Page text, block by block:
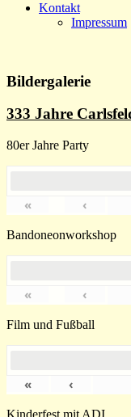
Kontakt
Impressum
Bildergalerie
333 Jahre
80er Jahre Party
« ‹
Bandoneonworkshop
« ‹
Film und Fußball
« ‹